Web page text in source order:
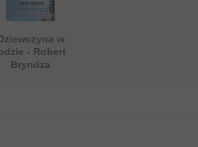
w
- Robert
Bryndza